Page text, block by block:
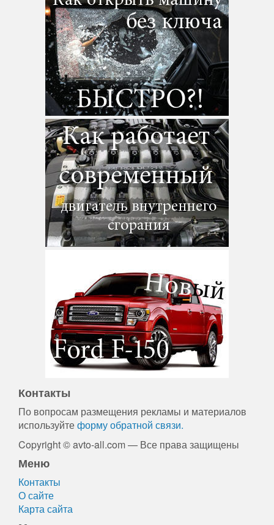
Контакты
По вопросам размещения рекламы и материалов
используйтеформу обратной связи.
Copyright © avto-all.com — Все права защищены
Меню
Контакты
О сайте
Карта сайта